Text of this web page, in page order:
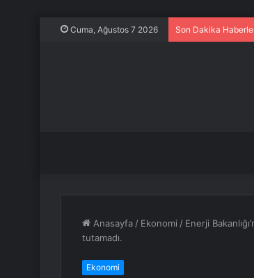
Cuma, Ağustos 7 2026 Son Dakika
Anasayfa / Ekonomi / Enerji
tutamadı.
Ekonomi